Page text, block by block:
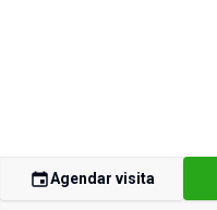
Agendar visita